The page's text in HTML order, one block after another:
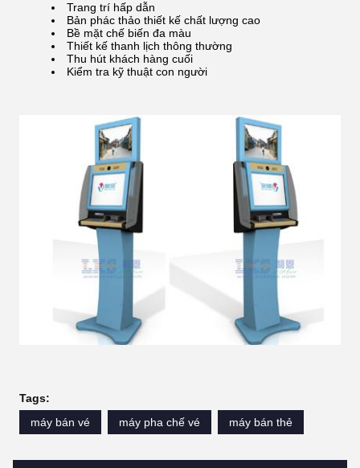
Trang trí hấp dẫn
Bản phác thảo thiết kế chất lượng cao
Bề mặt chế biến đa màu
Thiết kế thanh lịch thông thường
Thu hút khách hàng cuối
Kiểm tra kỹ thuật con người
Tags:
máy bán vé
máy pha chế vé máy bán thẻ